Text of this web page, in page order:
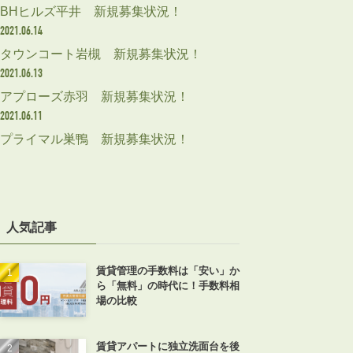
BHヒルズ平井 新規募集状況！
2021.06.14
タウンコート岩槻 新規募集状況！
2021.06.13
アプローズ赤羽 新規募集状況！
2021.06.11
プライマル巣鴨 新規募集状況！
人気記事
賃貸管理の手数料は「安い」か
ら「無料」の時代に！手数料相
場の比較
賃貸アパートに独立洗面台を後